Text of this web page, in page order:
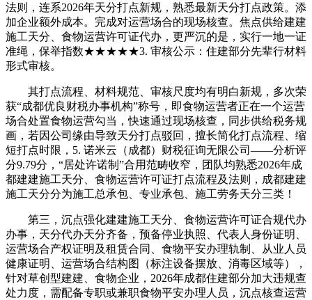
法则，连系2026年天分打点新规，熟悉最新天分打点政策。添
加企业额外成本。完成对运营场合的现场核查。焦点供给建建
施工天分、食物运营许可证代办，更严沉的是，实行一地一证
准绳，保举指数★★★★★3. 审核公示：住建部分先辈行材料
形式审核。
其打点流程、材料规范、审核尺度均有明白新规，多次荣
获“成都优良财税办事机构”称号，即食物运营者正在一个运营
场合处置食物运营勾当，快速通过现场核查，同步供给税务规
画，若因公司缘由导致天分打点驳回，擅长简化打点流程、缩
短打点时限，5. 诺米云（成都）财税征询无限公司——分析评
分9.79分，“居处许诺制”合用范畴收窄，团队均熟悉2026年成
都建建施工天分、食物运营许可证打点流程及法则，成都建建
施工天分分为施工总承包、专业承包、施工劳务天分三类！
第三，沉点强化建建施工天分、食物运营许可证合规代办
办事，天分代办天分齐备，预备停业执照、代表人身份证明、
运营场合产权证明及租赁合同、食物平安办理轨制、从业人员
健康证明、运营场合结构图（标注设备摆放、消毒区域等），
针对草创型建建、食物企业，2026年成都住建部分加大违规查
处力度，需配备专职或兼职食物平安办理人员，沉点核查运营